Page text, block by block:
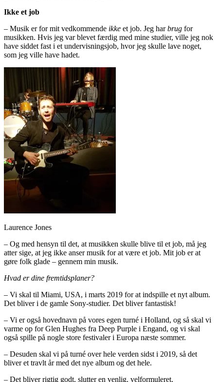
Ikke et job
– Musik er for mit vedkommende ikke et job. Jeg harbrug for
musikken. Hvis jeg var blevet færdig med mine studier, ville jeg nok
have siddet fast i et undervisningsjob, hvor jeg skulle lave noget,
som jeg ville have hadet.
Laurence Jones
– Og med hensyn til det, at musikken skulle blive til et job, må jeg
atter sige, at jeg ikke anser musik for at være et job. Mit job er at
gøre folk glade – gennem min musik.
Hvad er dine fremtidsplaner?
– Vi skal til Miami, USA, i marts 2019 for at indspille et nyt album.
Det bliver i de gamle Sony-studier. Det bliver fantastisk!
– Vi er også hovednavn på vores egen turné i Holland, og så skal vi
varme op for Glen Hughes fra Deep Purple i Engand, og vi skal
også spille på nogle store festivaler i Europa næste sommer.
– Desuden skal vi på turné over hele verden sidst i 2019, så det
bliver et travlt år med det nye album og det hele.
– Det bliver rigtig godt, slutter en venlig, velformuleret,